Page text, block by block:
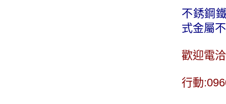
不銹鋼
式金屬
歡迎電
行動